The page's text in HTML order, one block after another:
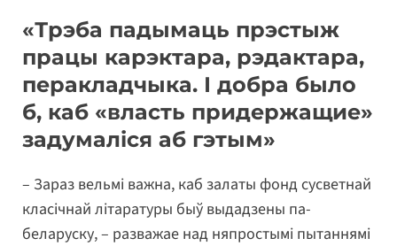
«Трэба падымаць прэстыж
працы карэктара, рэдактара,
перакладчыка. І добра было
б, каб «власть придержащие»
задумаліся аб гэтым»
– Зараз вельмі важна, каб залаты фонд сусветнай
класічнай літаратуры быў выдадзены па-
беларуску, – разважае над няпростымі пытаннямі